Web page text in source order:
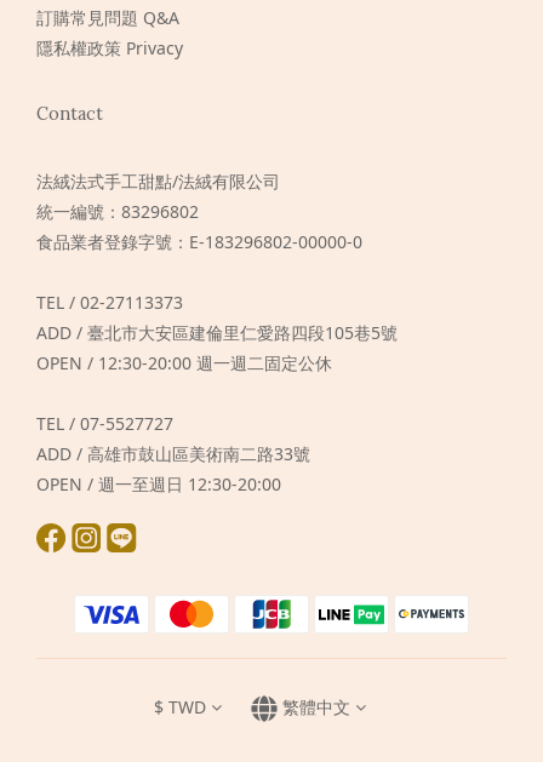
訂購常見問題 Q&A
隱私權政策 Privacy
Contact
法絨法式手工甜點/法絨有限公司
統一編號：83296802
食品業者登錄字號：E-183296802-00000-0
TEL / 02-27113373
ADD / 臺北市大安區建倫里仁愛路四段105巷5號
OPEN / 12:30-20:00 週一週二固定公休
TEL / 07-5527727
ADD / 高雄市鼓山區美術南二路33號
OPEN / 週一至週日 12:30-20:00
$ TWD 繁體中文